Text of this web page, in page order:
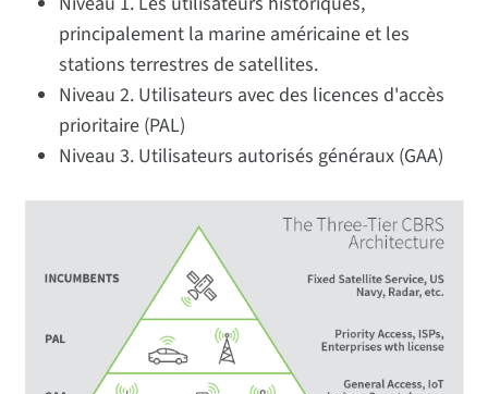
principalement la marine américaine et les
stations terrestres de satellites.
Niveau 2. Utilisateurs avec des licences d'accès
prioritaire (PAL)
Niveau 3. Utilisateurs autorisés généraux (GAA)